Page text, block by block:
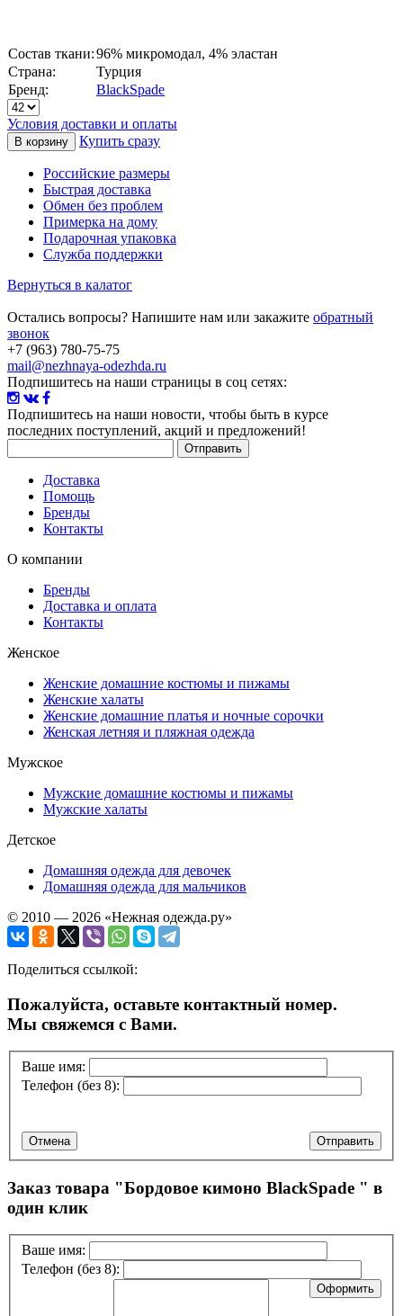
Состав ткани:96% микромодал, 4% эластан
Страна:
Турция
Бренд:
BlackSpade
Условия доставки и оплаты
Купить сразу
Российские размеры
Быстрая доставка
Обмен без проблем
Примерка на дому
Подарочная упаковка
Служба поддержки
Вернуться в калатог
Остались вопросы? Напишите нам или закажите обратный
звонок
+7 (963) 780-75-75
mail@nezhnaya-odezhda.ru
Подпишитесь на наши страницы в соц сетях:
Подпишитесь на наши новости, чтобы быть в курсе
последних поступлений, акций и предложений!
Доставка
Помощь
Бренды
Контакты
О компании
Бренды
Доставка и оплата
Контакты
Женское
Женские домашние костюмы и пижамы
Женские халаты
Женские домашние платья и ночные сорочки
Женская летняя и пляжная одежда
Мужское
Мужские домашние костюмы и пижамы
Мужские халаты
Детское
Домашняя одежда для девочек
Домашняя одежда для мальчиков
© 2010 — 2026 «Нежная одежда.ру»
Поделиться ссылкой:
Пожалуйста, оставьте контактный номер.
Мы свяжемся с Вами.
Ваше имя:
Телефон (без 8):
Отправить
Отмена
Заказ товара "Бордовое кимоно BlackSpade " в
один клик
Ваше имя:
Телефон (без 8):
Оформить